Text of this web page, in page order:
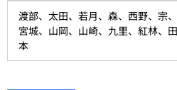
渡部、太田、若月、森、西野、宗
宮城、山岡、山崎、九里、紅林、
本